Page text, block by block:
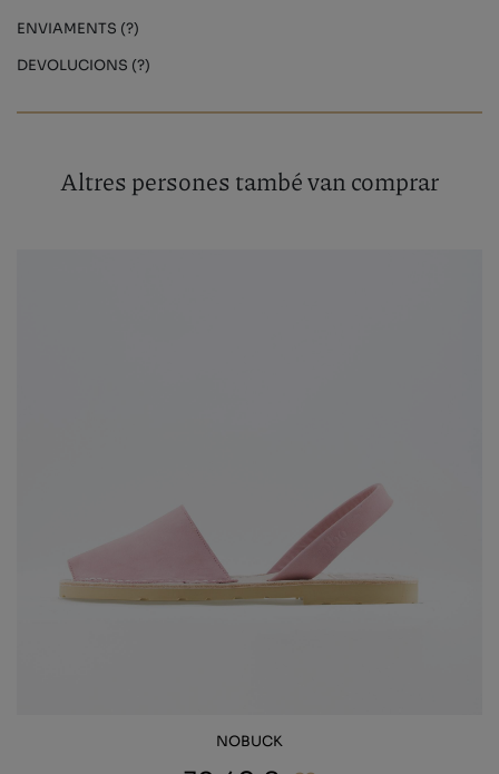
ENVIAMENTS (?)
DEVOLUCIONS (?)
Altres persones també van comprar
NOBUCK